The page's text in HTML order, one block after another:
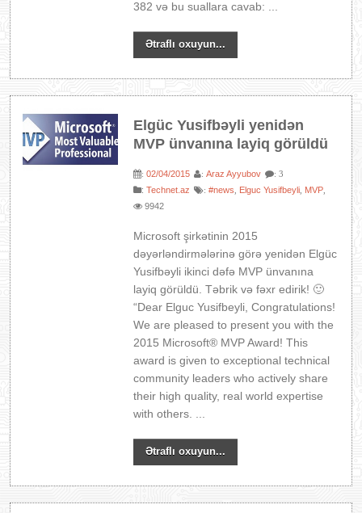
382 və bu suallara cavab: ...
Ətraflı oxuyun...
Elgüc Yusifbəyli yenidən
MVP ünvanına layiq görüldü
:02/04/2015 :Araz Ayyubov : 3
:Technet.az :#news Elguc Yusifbeyli MVP
9942
Microsoft şirkətinin 2015
dəyərləndirmələrinə görə yenidən Elgüc
Yusifbəyli ikinci dəfə MVP ünvanına
layiq görüldü. Təbrik və fəxr edirik! 🙂
“Dear Elguc Yusifbeyli, Congratulations!
We are pleased to present you with the
2015 Microsoft® MVP Award! This
award is given to exceptional technical
community leaders who actively share
their high quality, real world expertise
with others. ...
Ətraflı oxuyun...